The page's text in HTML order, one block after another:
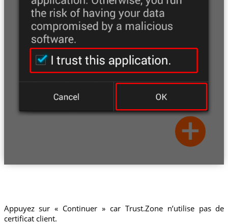
Appuyez sur « Continuer » car Trust.Zone n’utilise pas de
certificat client.